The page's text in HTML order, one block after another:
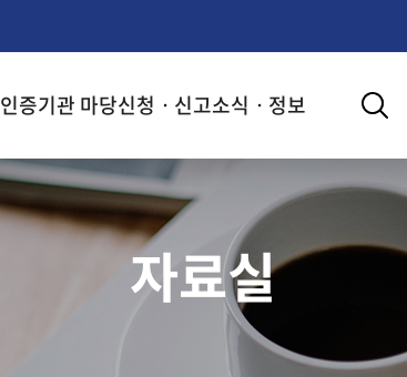
인증기관 마당신청ㆍ신고소식ㆍ정보
자료실